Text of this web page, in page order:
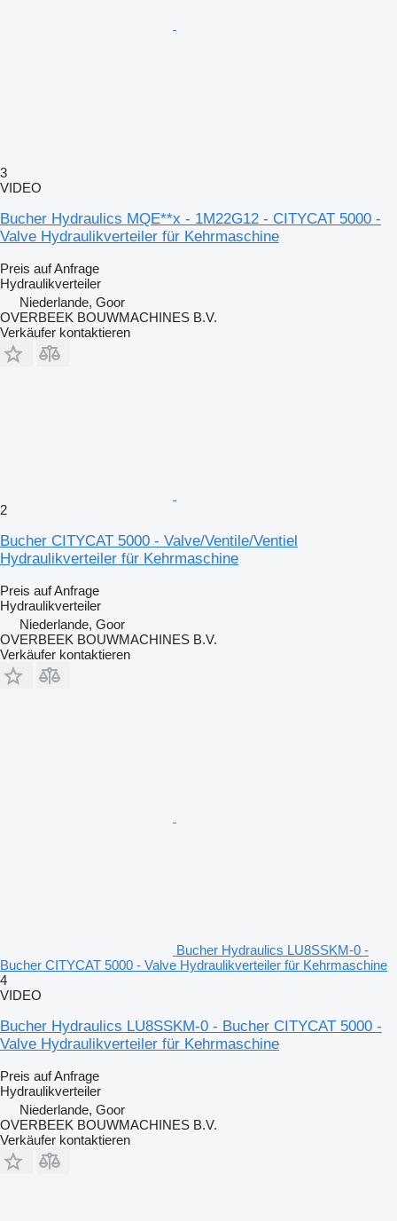
3
VIDEO
Bucher Hydraulics MQE**x - 1M22G12 - CITYCAT 5000 -
Valve Hydraulikverteiler für Kehrmaschine
Preis auf Anfrage
Hydraulikverteiler
Niederlande, Goor
OVERBEEK BOUWMACHINES B.V.
Verkäufer kontaktieren
2
Bucher CITYCAT 5000 - Valve/Ventile/Ventiel
Hydraulikverteiler für Kehrmaschine
Preis auf Anfrage
Hydraulikverteiler
Niederlande, Goor
OVERBEEK BOUWMACHINES B.V.
Verkäufer kontaktieren
Bucher Hydraulics LU8SSKM-0 -
Bucher CITYCAT 5000 - Valve Hydraulikverteiler für Kehrmaschine
4
VIDEO
Bucher Hydraulics LU8SSKM-0 - Bucher CITYCAT 5000 -
Valve Hydraulikverteiler für Kehrmaschine
Preis auf Anfrage
Hydraulikverteiler
Niederlande, Goor
OVERBEEK BOUWMACHINES B.V.
Verkäufer kontaktieren